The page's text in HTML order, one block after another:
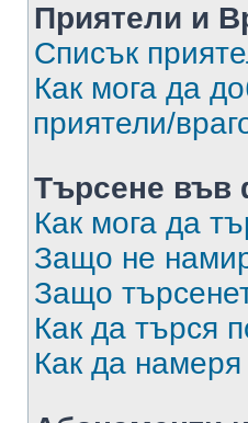
Приятели и
Списък
Как мога да
приятели/
Търсене във
Как мога да
Защо не
Защо
Как да търся
Как да